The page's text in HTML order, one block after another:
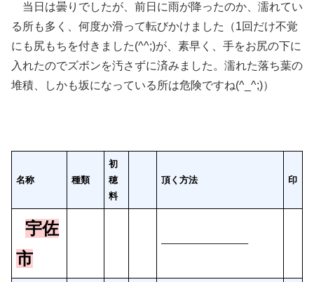
当日は曇りでしたが、前日に雨が降ったのか、濡れてい
る所も多く、何度か滑って転びかけました（1回だけ不覚
にも尻もちを付きました(^^;)が、素早く、手をお尻の下に
入れたのでズボンを汚さずに済みました。濡れた落ち葉の
堆積、しかも坂になっている所は危険ですね(^_^;)）
名称 種類
初
穂
料
頂く方法 印
宇佐
市
—————————–